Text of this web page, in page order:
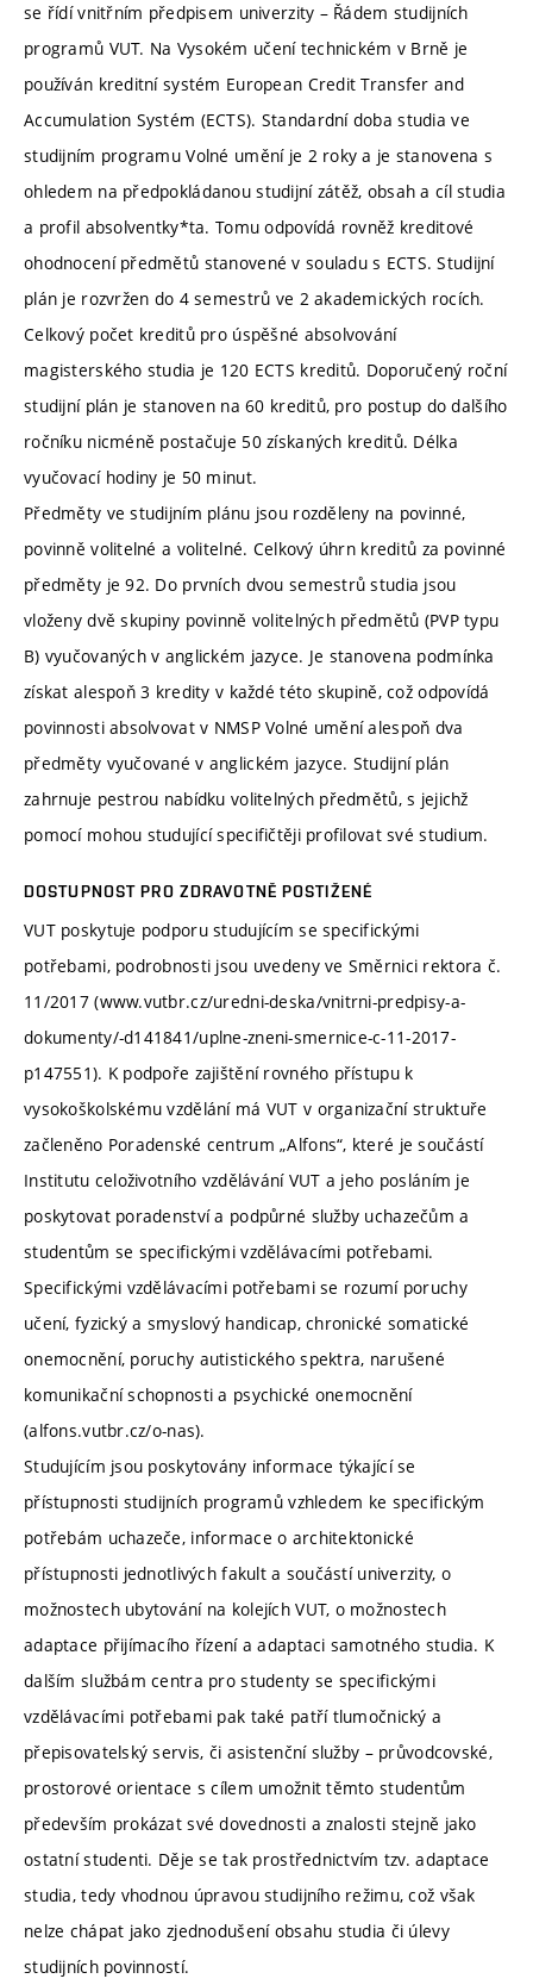
se řídí vnitřním předpisem univerzity – Řádem studijních
programů VUT. Na Vysokém učení technickém v Brně je
používán kreditní systém European Credit Transfer and
Accumulation Systém (ECTS). Standardní doba studia ve
studijním programu Volné umění je 2 roky a je stanovena s
ohledem na předpokládanou studijní zátěž, obsah a cíl studia
a profil absolventky*ta. Tomu odpovídá rovněž kreditové
ohodnocení předmětů stanovené v souladu s ECTS. Studijní
plán je rozvržen do 4 semestrů ve 2 akademických rocích.
Celkový počet kreditů pro úspěšné absolvování
magisterského studia je 120 ECTS kreditů. Doporučený roční
studijní plán je stanoven na 60 kreditů, pro postup do dalšího
ročníku nicméně postačuje 50 získaných kreditů. Délka
vyučovací hodiny je 50 minut.
Předměty ve studijním plánu jsou rozděleny na povinné,
povinně volitelné a volitelné. Celkový úhrn kreditů za povinné
předměty je 92. Do prvních dvou semestrů studia jsou
vloženy dvě skupiny povinně volitelných předmětů (PVP typu
B) vyučovaných v anglickém jazyce. Je stanovena podmínka
získat alespoň 3 kredity v každé této skupině, což odpovídá
povinnosti absolvovat v NMSP Volné umění alespoň dva
předměty vyučované v anglickém jazyce. Studijní plán
zahrnuje pestrou nabídku volitelných předmětů, s jejichž
pomocí mohou studující specifičtěji profilovat své studium.
DOSTUPNOST PRO ZDRAVOTNĚ POSTIŽENÉ
VUT poskytuje podporu studujícím se specifickými
potřebami, podrobnosti jsou uvedeny ve Směrnici rektora č.
11/2017 (www.vutbr.cz/uredni-deska/vnitrni-predpisy-a-
dokumenty/-d141841/uplne-zneni-smernice-c-11-2017-
p147551). K podpoře zajištění rovného přístupu k
vysokoškolskému vzdělání má VUT v organizační struktuře
začleněno Poradenské centrum „Alfons“, které je součástí
Institutu celoživotního vzdělávání VUT a jeho posláním je
poskytovat poradenství a podpůrné služby uchazečům a
studentům se specifickými vzdělávacími potřebami.
Specifickými vzdělávacími potřebami se rozumí poruchy
učení, fyzický a smyslový handicap, chronické somatické
onemocnění, poruchy autistického spektra, narušené
komunikační schopnosti a psychické onemocnění
(alfons.vutbr.cz/o-nas).
Studujícím jsou poskytovány informace týkající se
přístupnosti studijních programů vzhledem ke specifickým
potřebám uchazeče, informace o architektonické
přístupnosti jednotlivých fakult a součástí univerzity, o
možnostech ubytování na kolejích VUT, o možnostech
adaptace přijímacího řízení a adaptaci samotného studia. K
dalším službám centra pro studenty se specifickými
vzdělávacími potřebami pak také patří tlumočnický a
přepisovatelský servis, či asistenční služby – průvodcovské,
prostorové orientace s cílem umožnit těmto studentům
především prokázat své dovednosti a znalosti stejně jako
ostatní studenti. Děje se tak prostřednictvím tzv. adaptace
studia, tedy vhodnou úpravou studijního režimu, což však
nelze chápat jako zjednodušení obsahu studia či úlevy
studijních povinností.